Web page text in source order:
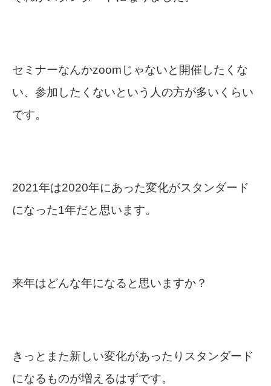
セミナーなんかzoomじゃないと開催したくな
い、参加したくないという人の方が多いくらい
です。
2021年は2020年にあった変化がスタンダード
になった1年だと思います。
来年はどんな年になると思いますか？
きっとまた新しい変化があったりスタンダード
になるものが増えるはずです。